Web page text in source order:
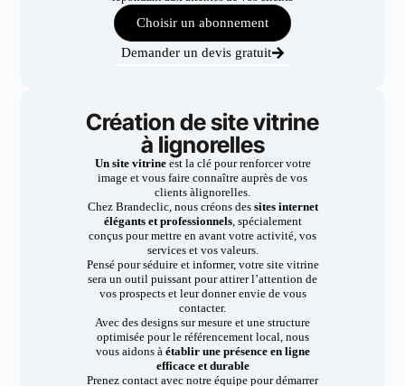
Choisir un abonnement
Demander un devis gratuit
Création de site vitrine
à lignorelles
Un site vitrineest la clé pour renforcer votre
image et vous faire connaître auprès de vos
clients àlignorelles.
Chez Brandeclic, nous créons dessites internet
élégants et professionnels, spécialement
conçus pour mettre en avant votre activité, vos
services et vos valeurs.
Pensé pour séduire et informer, votre site vitrine
sera un outil puissant pour attirer l’attention de
vos prospects et leur donner envie de vous
contacter.
Avec des designs sur mesure et une structure
optimisée pour le référencement local, nous
vous aidons à établir une présence en ligne
efficace et durable
Prenez contact avec notre équipe pour démarrer